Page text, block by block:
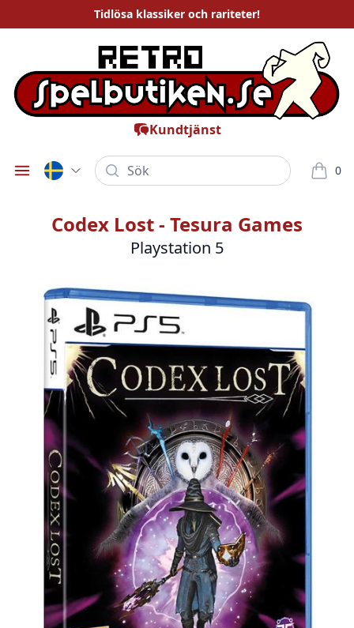
Tidlösa klassiker och rariteter!
Kundtjänst
Öppna meny
Sök 0
varor i
Codex Lost - Tesura Games
Playstation 5
Bilder